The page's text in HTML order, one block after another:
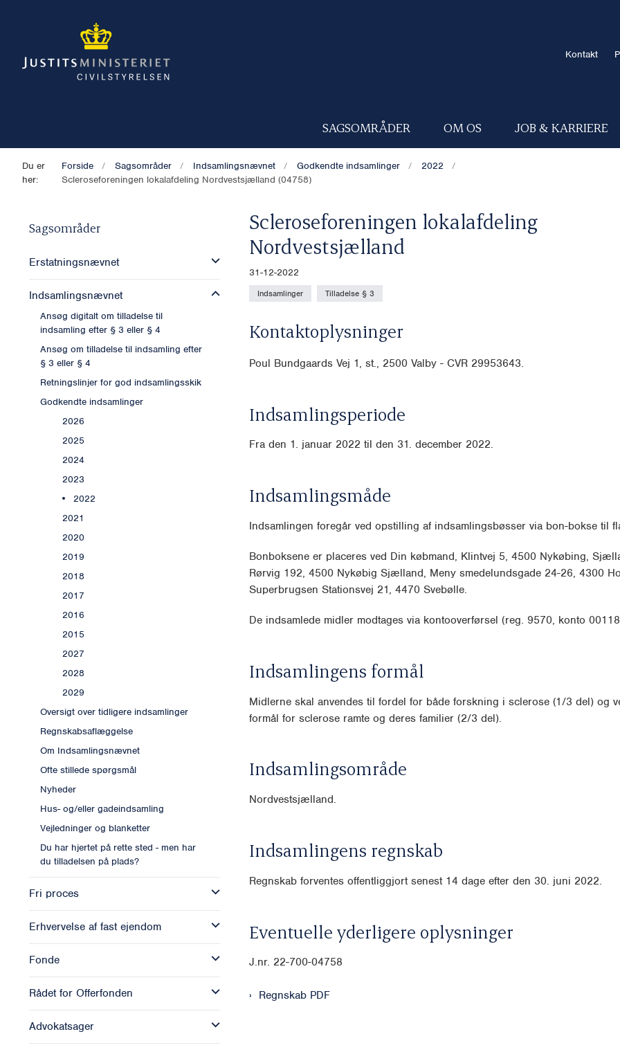
Kontakt
SAGSOMRÅDER OM OS JOB & KARRIERE
Du er
her:
Forside Sagsområder Indsamlingsnævnet Godkendte indsamlinger
2022
Scleroseforeningen lokalafdeling Nordvestsjælland (04758)
Sagsområder
Erstatningsnævnet
Indsamlingsnævnet
Ansøg digitalt om tilladelse til
indsamling efter § 3 eller § 4
Ansøg om tilladelse til indsamling efter
§ 3 eller § 4
Retningslinjer for god indsamlingsskik
Godkendte indsamlinger
2026
2025
2024
2023
2022
2021
2020
2019
2018
2017
2016
2015
2027
2028
2029
Oversigt over tidligere indsamlinger
Regnskabsaflæggelse
Om Indsamlingsnævnet
Ofte stillede spørgsmål
Nyheder
Hus- og/eller gadeindsamling
Vejledninger og blanketter
Du har hjertet på rette sted - men har
du tilladelsen på plads?
Fri proces
Erhvervelse af fast ejendom
Fonde
Rådet for Offerfonden
Advokatsager
Scleroseforeningen lokalafdeling
Nordvestsjælland
31-12-2022
Indsamlinger Tilladelse § 3
Kontaktoplysninger
Poul Bundgaards Vej 1, st., 2500 Valby - CVR 29953643.
Indsamlingsperiode
Fra den 1. januar 2022 til den 31. december 2022.
Indsamlingsmåde
Indsamlingen foregår ved opstilling af indsamlingsbøsser via bon-bokse til
Bonboksene er placeres ved Din købmand, Klintvej 5, 4500 Nykøbing,
Rørvig 192, 4500 Nykøbig Sjælland, Meny smedelundsgade 24-26, 4300
Superbrugsen Stationsvej 21, 4470 Svebølle.
De indsamlede midler modtages via kontooverførsel (reg. 9570, konto
Indsamlingens formål
Midlerne skal anvendes til fordel for både forskning i sclerose (1/3 del) og
formål for sclerose ramte og deres familier (2/3 del).
Indsamlingsområde
Nordvestsjælland.
Indsamlingens regnskab
Regnskab forventes offentliggjort senest 14 dage efter den 30. juni 2022.
Eventuelle yderligere oplysninger
J.nr. 22-700-04758
Regnskab PDF